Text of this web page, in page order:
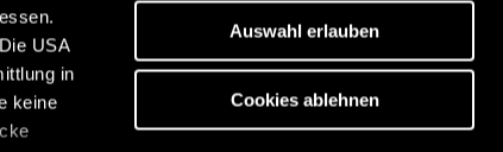
USA
in
keine
Auswahl erlauben
Cookies ablehnen
Entdecken Sie unser Reiseportal:
https://www.freeontour.com/de